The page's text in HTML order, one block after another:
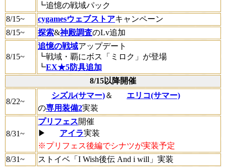
┗追憶の戦域パック
8/15~
cygamesウェブストアキャンペーン
8/15~
探索&神殿調査のLv追加
8/15~
追憶の戦域アップデート
┗戦域・覇にボス「ミロク」が登場
┗EX★5防具追加
8/15以降開催
8/22~
シズル(サマー)＆
エリコ(サマー)
の専用装備2実装
8/31~
プリフェス開催
▶
アイラ実装
※プリフェス後編でシナツが実装予定
8/31~
ストイベ「I Wish後伝 And i will」実装